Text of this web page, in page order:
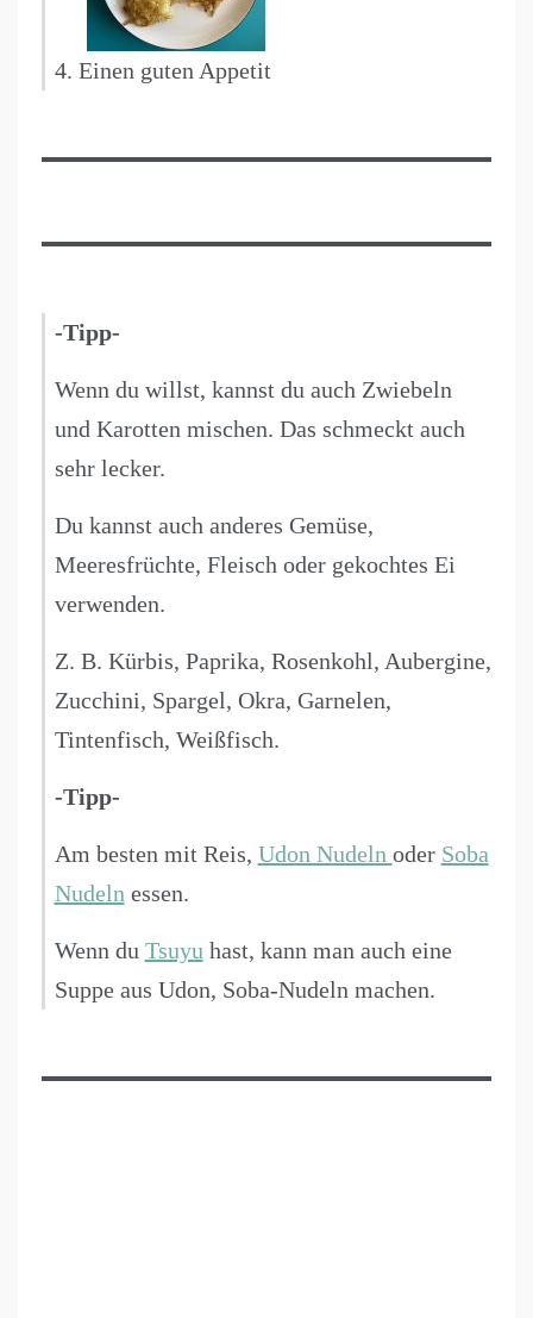
4. Einen guten Appetit
-Tipp-
Wenn du willst, kannst du auch Zwiebeln
und Karotten mischen. Das schmeckt auch
sehr lecker.
Du kannst auch anderes Gemüse,
Meeresfrüchte, Fleisch oder gekochtes Ei
verwenden.
Z. B. Kürbis, Paprika, Rosenkohl, Aubergine,
Zucchini, Spargel, Okra, Garnelen,
Tintenfisch, Weißfisch.
-Tipp-
Am besten mit Reis, Udon Nudeln oder Soba
Nudeln essen.
Wenn du Tsuyu hast, kann man auch eine
Suppe aus Udon, Soba-Nudeln machen.